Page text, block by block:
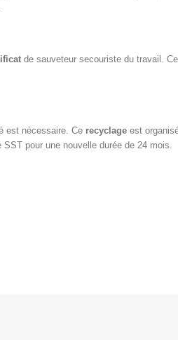
de sauveteur secouriste du travail.
est nécessaire. Ce recyclage est
pour une nouvelle durée de 24 mois.